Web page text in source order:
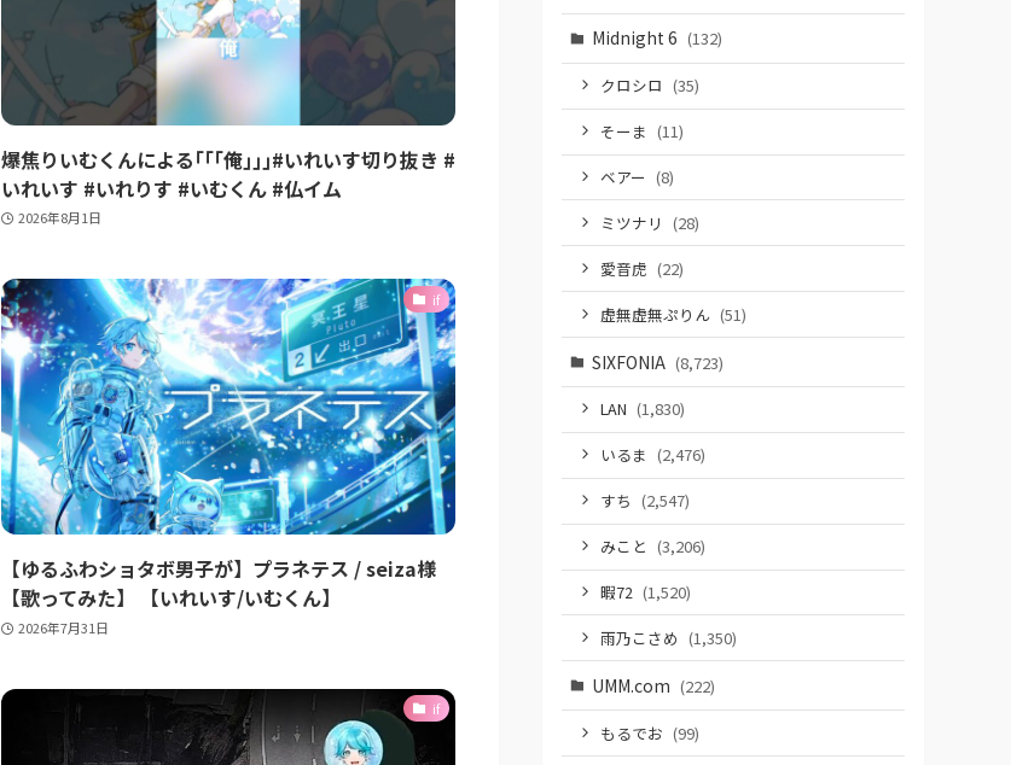
爆焦りいむくんによる｢｢｢俺｣｣｣#いれいす切り抜き #
いれいす #いれりす #いむくん #仏イム
2026年8月1日
if
【ゆるふわショタボ男子が】プラネテス / seiza様
【歌ってみた】 【いれいす/いむくん】
2026年7月31日
if
Midnight 6 (132)
クロシロ (35)
そーま (11)
ベアー (8)
ミツナリ (28)
愛音虎 (22)
虚無虚無ぷりん (51)
SIXFONIA (8,723)
LAN (1,830)
いるま (2,476)
すち (2,547)
みこと (3,206)
暇72 (1,520)
雨乃こさめ (1,350)
UMM.com (222)
もるでお (99)